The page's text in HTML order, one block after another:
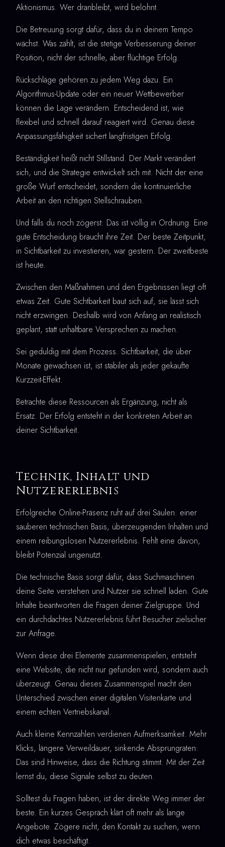
Aktionismus. Wer dranbleibt, wird belohnt.
Die Betreuung sorgt dafür, dass du in deinem Tempo
wächst. Was zählt, ist die stetige Verbesserung deiner
Position, nicht der schnelle, aber flüchtige Erfolg.
Rückschläge gehören zu jedem Weg dazu. Ein
Algorithmus-Update oder ein neuer Wettbewerber
können die Lage verändern. Entscheidend ist, wie
flexibel und schnell darauf reagiert wird. Genau diese
Anpassungsfähigkeit sichert langfristigen Erfolg.
Beständigkeit heißt nicht Stillstand. Der Markt verändert
sich, und die Strategie entwickelt sich mit. Nicht der eine
große Wurf entscheidet, sondern die kontinuierliche
Arbeit an den richtigen Stellschrauben.
Und falls du noch zögerst: Das ist völlig in Ordnung. Eine
gute Entscheidung braucht ihre Zeit. Der beste Zeitpunkt,
in Sichtbarkeit zu investieren, war gestern. Der zweitbeste
ist heute.
Zwischen den Maßnahmen und den Ergebnissen liegt oft
etwas Zeit. Gute Sichtbarkeit baut sich auf, sie lässt sich
nicht erzwingen. Deshalb wird von Anfang an realistisch
geplant, statt unhaltbare Versprechen zu machen.
Sei geduldig mit dem Prozess. Sichtbarkeit, die über
Monate gewachsen ist, ist stabiler als jeder gekaufte
Kurzzeit-Effekt.
Betrachte diese Ressourcen als Ergänzung, nicht als
Ersatz. Der Erfolg entsteht in der konkreten Arbeit an
deiner Sichtbarkeit.
Technik, Inhalt und
Nutzererlebnis
Erfolgreiche Online-Präsenz ruht auf drei Säulen: einer
sauberen technischen Basis, überzeugenden Inhalten und
einem reibungslosen Nutzererlebnis. Fehlt eine davon,
bleibt Potenzial ungenutzt.
Die technische Basis sorgt dafür, dass Suchmaschinen
deine Seite verstehen und Nutzer sie schnell laden. Gute
Inhalte beantworten die Fragen deiner Zielgruppe. Und
ein durchdachtes Nutzererlebnis führt Besucher zielsicher
zur Anfrage.
Wenn diese drei Elemente zusammenspielen, entsteht
eine Website, die nicht nur gefunden wird, sondern auch
überzeugt. Genau dieses Zusammenspiel macht den
Unterschied zwischen einer digitalen Visitenkarte und
einem echten Vertriebskanal.
Auch kleine Kennzahlen verdienen Aufmerksamkeit. Mehr
Klicks, längere Verweildauer, sinkende Absprungraten:
Das sind Hinweise, dass die Richtung stimmt. Mit der Zeit
lernst du, diese Signale selbst zu deuten.
Solltest du Fragen haben, ist der direkte Weg immer der
beste. Ein kurzes Gespräch klärt oft mehr als lange
Angebote. Zögere nicht, den Kontakt zu suchen, wenn
dich etwas beschäftigt.